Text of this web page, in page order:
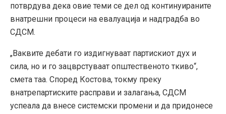
потврдува дека овие теми се дел од континуираните
внатрешни процеси на евалуација и надградба во
СДСМ.
„Ваквите дебати го издигнуваат партискиот дух и
сила, но и го зацврстуваат општественото ткиво“,
смета таа. Според Костова, токму преку
внатрепартиските расправи и залагања, СДСМ
успеала да внесе системски промени и да придонесе